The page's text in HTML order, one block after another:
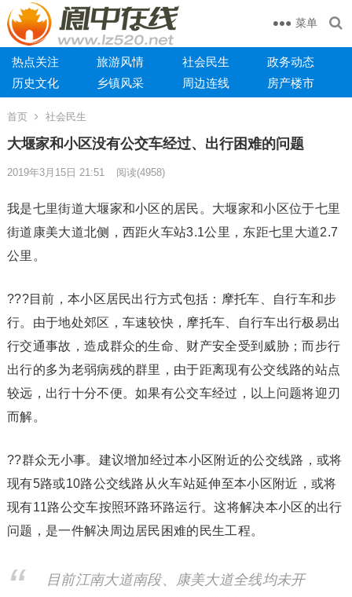
菜单
热点关注 旅游风情 社会民生
政务动态
历史文化
乡镇风采 周边连线 房产楼市
首页 社会民生
大堰家和小区没有公交车经过、出行困难的问题
2019年3月15日 21:51 阅读(4958)
我是七里街道大堰家和小区的居民。大堰家和小区位于七里
街道康美大道北侧，西距火车站3.1公里，东距七里大道2.7
公里。
???目前，本小区居民出行方式包括：摩托车、自行车和步
行。由于地处郊区，车速较快，摩托车、自行车出行极易出
行交通事故，造成群众的生命、财产安全受到威胁；而步行
出行的多为老弱病残的群里，由于距离现有公交线路的站点
较远，出行十分不便。如果有公交车经过，以上问题将迎刃
而解。
??群众无小事。建议增加经过本小区附近的公交线路，或将
现有5路或10路公交线路从火车站延伸至本小区附近，或将
现有11路公交车按照环路环路运行。这将解决本小区的出行
问题，是一件解决周边居民困难的民生工程。
目前江南大道南段、康美大道全线均未开